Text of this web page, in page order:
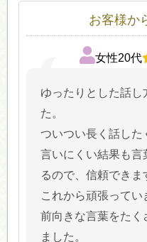
お客様か
女性20代
ゆったりとした話し
た。
ついつい長く話し
言いにくい結果も言
るので、信頼できま
これから頑張ってい
前向きな言葉をたく
ました。